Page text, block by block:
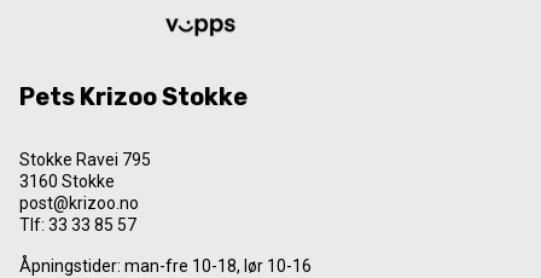
Pets Krizoo Stokke
Stokke Ravei 795
3160 Stokke
post@krizoo.no
Tlf: 33 33 85 57
Åpningstider: man-fre 10-18, lør 10-16